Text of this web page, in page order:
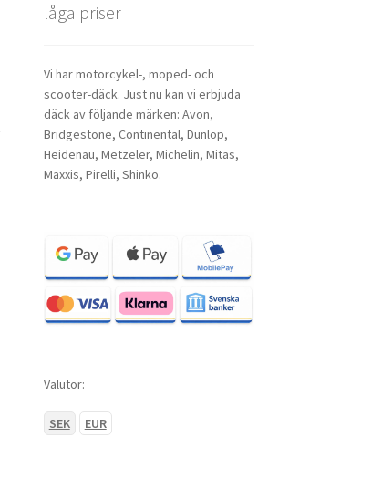
låga priser
Vi har motorcykel-, moped- och
scooter-däck. Just nu kan vi erbjuda
däck av följande märken: Avon,
Bridgestone, Continental, Dunlop,
Heidenau, Metzeler, Michelin, Mitas,
Maxxis, Pirelli, Shinko.
Valutor:
SEK EUR